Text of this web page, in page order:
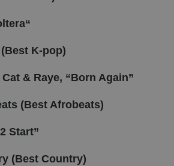
K-pop)
& Raye, “Born Again”
(Best Afrobeats)
Start”
(Best Country)